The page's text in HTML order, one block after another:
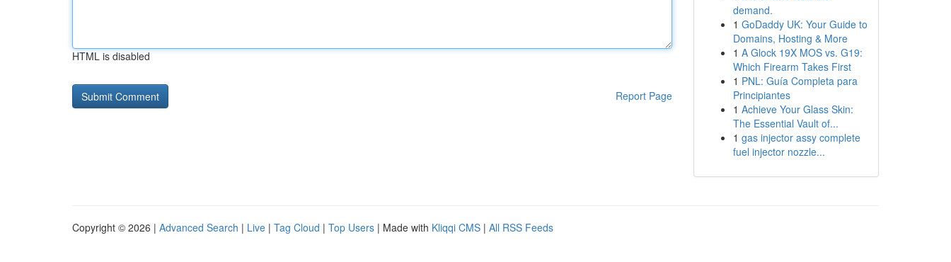
HTML is disabled
Report Page
demand.
1 GoDaddy UK: Your Guide to
Domains, Hosting & More
1 A Glock 19X MOS vs. G19:
Which Firearm Takes First
1 PNL: Guía Completa para
Principiantes
1 Achieve Your Glass Skin:
The Essential Vault of...
1 gas injector assy complete
fuel injector nozzle...
Copyright © 2026 | Advanced Search | Live | Tag Cloud | Top Users | Made with Kliqqi CMS | All RSS Feeds